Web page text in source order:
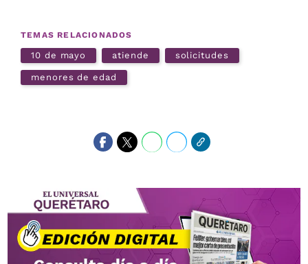
TEMAS RELACIONADOS
10 de mayo atiende solicitudes
menores de edad